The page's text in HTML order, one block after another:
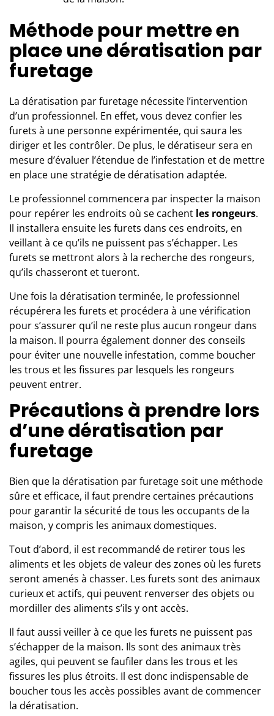
Méthode pour mettre en
place une dératisation par
furetage
La dératisation par furetage nécessite l’intervention
d’un professionnel. En effet, vous devez confier les
furets à une personne expérimentée, qui saura les
diriger et les contrôler. De plus, le dératiseur sera en
mesure d’évaluer l’étendue de l’infestation et de mettre
en place une stratégie de dératisation adaptée.
Le professionnel commencera par inspecter la maison
pour repérer les endroits où se cachent les rongeurs.
Il installera ensuite les furets dans ces endroits, en
veillant à ce qu’ils ne puissent pas s’échapper. Les
furets se mettront alors à la recherche des rongeurs,
qu’ils chasseront et tueront.
Une fois la dératisation terminée, le professionnel
récupérera les furets et procédera à une vérification
pour s’assurer qu’il ne reste plus aucun rongeur dans
la maison. Il pourra également donner des conseils
pour éviter une nouvelle infestation, comme boucher
les trous et les fissures par lesquels les rongeurs
peuvent entrer.
Précautions à prendre lors
d’une dératisation par
furetage
Bien que la dératisation par furetage soit une méthode
sûre et efficace, il faut prendre certaines précautions
pour garantir la sécurité de tous les occupants de la
maison, y compris les animaux domestiques.
Tout d’abord, il est recommandé de retirer tous les
aliments et les objets de valeur des zones où les furets
seront amenés à chasser. Les furets sont des animaux
curieux et actifs, qui peuvent renverser des objets ou
mordiller des aliments s’ils y ont accès.
Il faut aussi veiller à ce que les furets ne puissent pas
s’échapper de la maison. Ils sont des animaux très
agiles, qui peuvent se faufiler dans les trous et les
fissures les plus étroits. Il est donc indispensable de
boucher tous les accès possibles avant de commencer
la dératisation.